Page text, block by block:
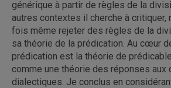
générique à partir de règles de la
autres contextes il cherche à critiquer,
fois même rejeter des règles de la
sa théorie de la prédication. Au cœur
prédication est la théorie de
comme une théorie des réponses aux
dialectiques. Je conclus en